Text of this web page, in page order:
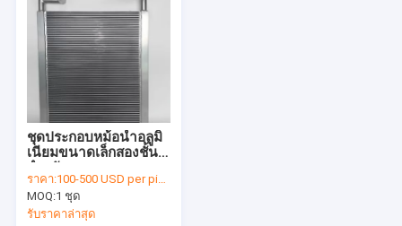
ชุดประกอบหม้อน้ำอลูมิ
เนียมขนาดเล็กสองชั้น
3 Excavator
ราคา:100-500 USD per piece
MOQ:1 ชุด
รับราคาล่าสุด